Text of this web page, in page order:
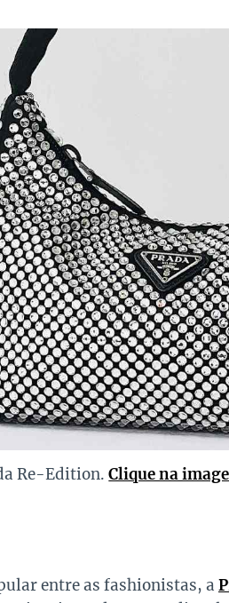
Re-Edition.Clique na
entre as fashionistas, a